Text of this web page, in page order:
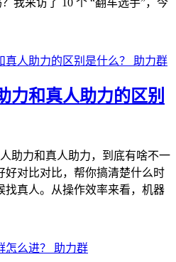
助力群
力和真人助力的区别
助力和真人助力，到底有啥不一
好对比对比，帮你搞清楚什么时
找真人。从操作效率来看，机器
助力群